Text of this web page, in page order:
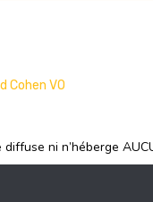
Cohen VO
diffuse ni n’héberge